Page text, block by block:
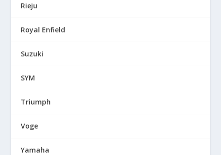
Rieju
Royal Enfield
Suzuki
SYM
Triumph
Voge
Yamaha